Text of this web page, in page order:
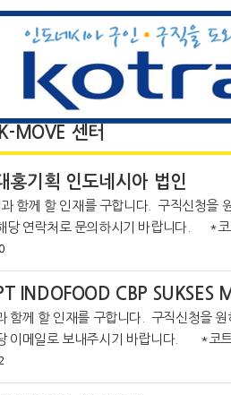
MOVE 센터
홍기획 인도네시아 법인
로 문의하시기 바랍니다. *코트라 자카르타 K-Move 센터는 온
티를 통해 더 많은 취업정보를 제공하고
INDOFOOD CBP SUKSES
함께 할 인재를 구합니다. 구직신청을 원
이메일로 보내주시기 바랍니다. *코
를 통해 더 많은 취업정보를 제공하고